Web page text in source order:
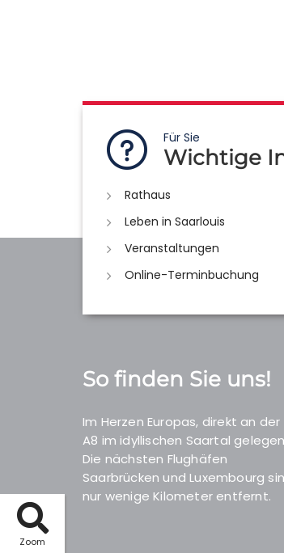
Zoom
Für Sie
Wichtige
Rathaus
Leben in Saarlouis
Veranstaltungen
Online-Terminbuchung
So finden Sie uns!
Im Herzen Europas, direkt an der
A8 im idyllischen Saartal
Die nächsten Flughäfen
Saarbrücken und Luxembourg
nur wenige Kilometer entfernt.